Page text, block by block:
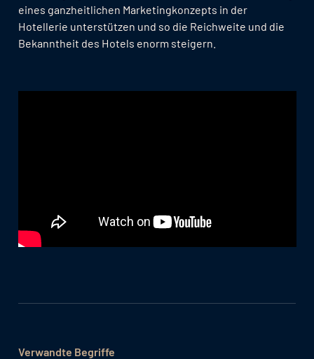
eines ganzheitlichen Marketingkonzepts in der
Hotellerie unterstützen und so die Reichweite und die
Bekanntheit des Hotels enorm steigern.
Verwandte Begriffe